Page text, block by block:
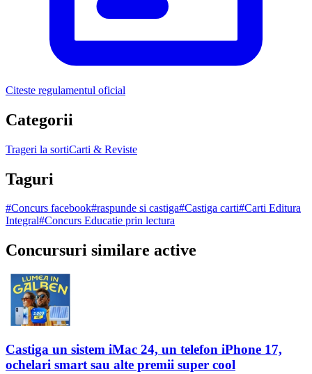
Citeste regulamentul oficial
Categorii
Trageri la sortiCarti & Reviste
Taguri
#Concurs facebook#raspunde si castiga#Castiga carti#Carti Editura
Integral#Concurs Educatie prin lectura
Concursuri similare active
Castiga un sistem iMac 24, un telefon iPhone 17,
ochelari smart sau alte premii super cool